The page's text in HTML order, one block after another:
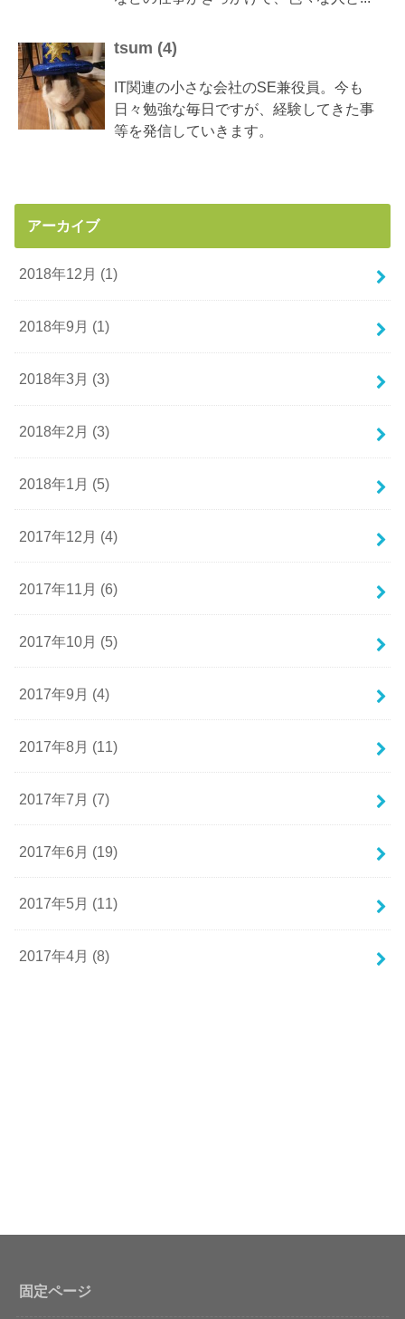
tsum (4)
IT関連の小さな会社のSE兼役員。今も
日々勉強な毎日ですが、経験してきた事
等を発信していきます。
アーカイブ
2018年12月 (1)
2018年9月 (1)
2018年3月 (3)
2018年2月 (3)
2018年1月 (5)
2017年12月 (4)
2017年11月 (6)
2017年10月 (5)
2017年9月 (4)
2017年8月 (11)
2017年7月 (7)
2017年6月 (19)
2017年5月 (11)
2017年4月 (8)
固定ページ